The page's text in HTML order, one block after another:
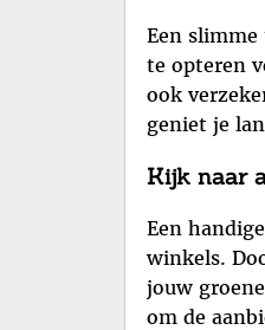
Een
te opteren
ook
geniet je
Kijk naar
Een
winkels.
jouw
om de